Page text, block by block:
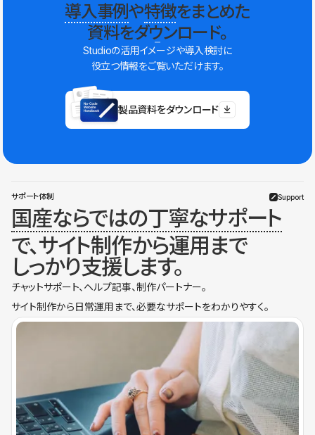
導入事例や特徴をまとめた
資料をダウンロード。
Studioの活用イメージや導入検討に
役立つ情報をご覧いただけます。
製品資料をダウンロード
サポート体制 Support
国産ならではの丁寧なサポート
で、サイト制作から運用まで
しっかり支援します。
チャットサポート、ヘルプ記事、制作パートナー。
サイト制作から日常運用まで、必要なサポートをわかりやすく。